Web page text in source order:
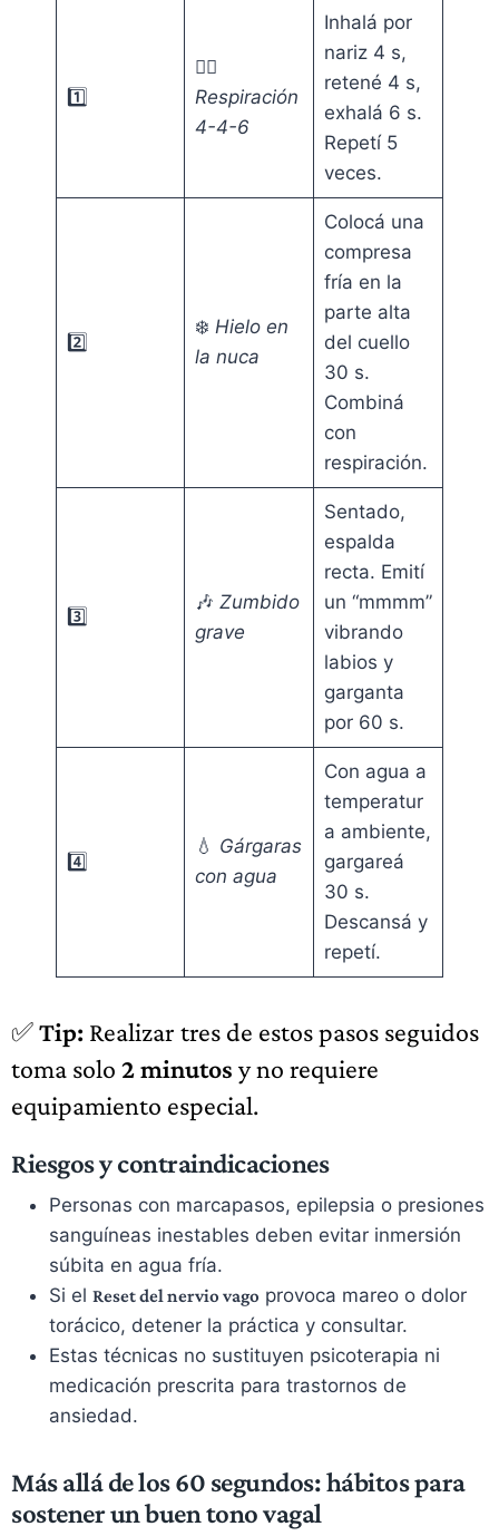
1️⃣
🧘‍♂️
Respiración
4-4-6
Inhalá por
nariz 4 s,
retené 4 s,
exhalá 6 s.
Repetí 5
veces.
2️⃣
❄️ Hielo en
la nuca
Colocá una
compresa
fría en la
parte alta
del cuello
30 s.
Combiná
con
respiración.
3️⃣
🎶 Zumbido
grave
Sentado,
espalda
recta. Emití
un “mmmm”
vibrando
labios y
garganta
por 60 s.
4️⃣
💧 Gárgaras
con agua
Con agua a
temperatur
a ambiente,
gargareá
30 s.
Descansá y
repetí.
✅Tip: Realizar tres de estos pasos seguidos
toma solo 2 minutos y no requiere
equipamiento especial.
Riesgos y contraindicaciones
Personas con marcapasos, epilepsia o presiones
sanguíneas inestables deben evitar inmersión
súbita en agua fría.
Si el Reset del nervio vago provoca mareo o dolor
torácico, detener la práctica y consultar.
Estas técnicas no sustituyen psicoterapia ni
medicación prescrita para trastornos de
ansiedad.
Más allá de los 60 segundos: hábitos para
sostener un buen tono vagal